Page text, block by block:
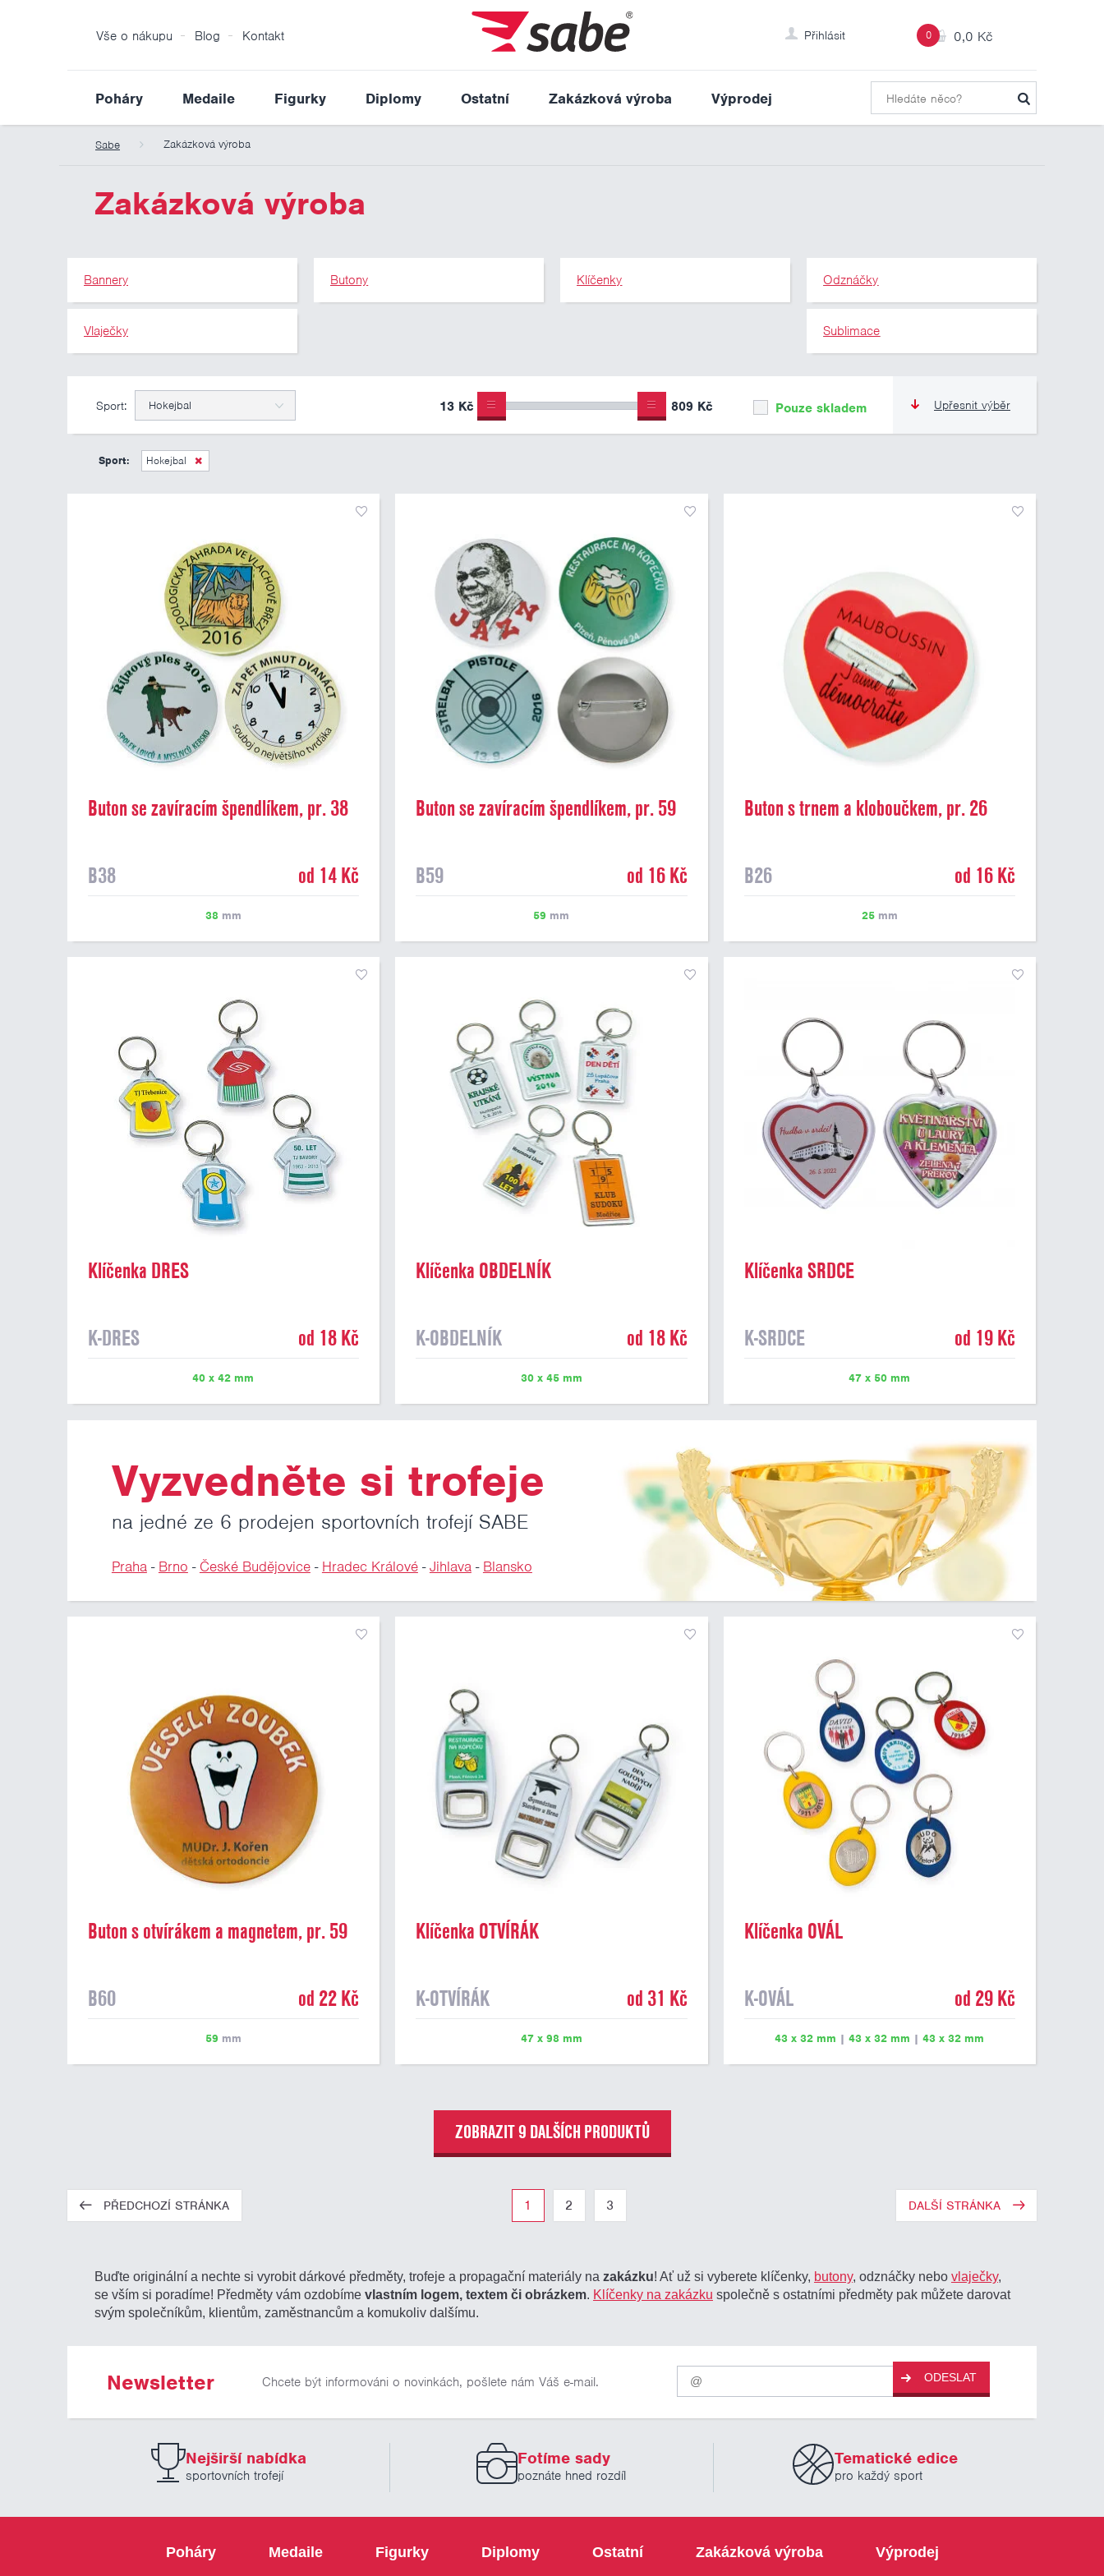
0 0,0 Kč
Přihlásit
Vše o nákupu Blog Kontakt
Poháry Medaile Figurky Diplomy Ostatní Zakázková výroba Výprodej
Sabe Zakázková výroba
Zakázková výroba
Bannery Butony Klíčenky Odznáčky
Vlaječky Sublimace
Upřesnit výběr
Sport: Hokejbal Pouze skladem
13 Kč 809 Kč
Sport: Hokejbal
Buton se zavíracím špendlíkem, pr. 38
B38
od 14 Kč
38 mm
Buton se zavíracím špendlíkem, pr. 59
B59
od 16 Kč
59 mm
Buton s trnem a kloboučkem, pr. 26
B26
od 16 Kč
25mm
Klíčenka DRES
K-DRES od 18 Kč
40 x 42 mm
Klíčenka OBDELNÍK
K-OBDELNÍK od 18 Kč
30 x 45 mm
Klíčenka SRDCE
K-SRDCE od 19 Kč
47 x 50 mm
Vyzvedněte si trofeje
na jedné ze 6 prodejen sportovních trofejí SABE
Praha- Brno - České Budějovice- Hradec Králové-Jihlava- Blansko
Buton s otvírákem a magnetem, pr. 59
B60
od 22 Kč
59 mm
Klíčenka OTVÍRÁK
K-OTVÍRÁK od 31 Kč
47 x 98 mm
Klíčenka OVÁL
K-OVÁL od 29 Kč
43 x 32 mm |43 x 32 mm |43 x 32 mm
ZOBRAZIT 9 DALŠÍCH PRODUKTŮ
PŘEDCHOZÍ STRÁNKA 1 2 3 DALŠÍ STRÁNKA
Buďte originální a nechte si vyrobit dárkové předměty, trofeje a propagační materiály na zakázku! Ať už si vyberete klíčenky, butony, odznáčky nebo vlaječky,
se vším si poradíme! Předměty vám ozdobíme vlastním logem, textem či obrázkem. Klíčenky na zakázku společně s ostatními předměty pak můžete darovat
svým společníkům, klientům, zaměstnancům a komukoliv dalšímu.
Newsletter Chcete být informováni o novinkách, pošlete nám Váš e-mail.
Pro
odběr
našich
novinek
ODESLAT
Nejširší nabídka
sportovních trofejí
Fotíme sady
poznáte hned rozdíl
Tematické edice
pro každý sport
Poháry Medaile Figurky Diplomy Ostatní Zakázková výroba Výprodej